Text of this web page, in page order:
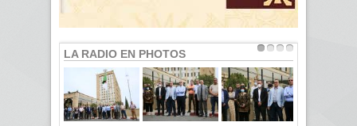
LA RADIO EN PHOTOS